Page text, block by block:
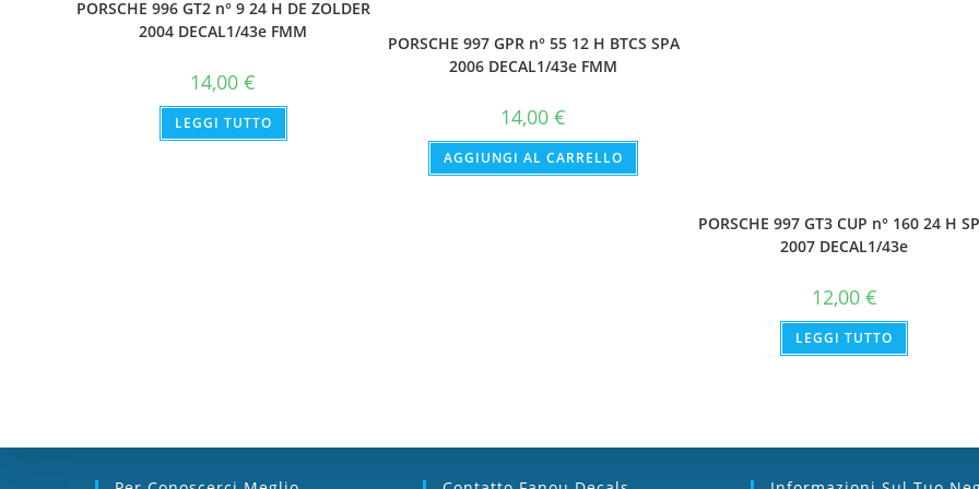
PORSCHE 996 GT2 n° 9 24 H DE ZOLDER
2004 DECAL1/43e FMM
14,00€
LEGGI TUTTO
PORSCHE 997 GPR n° 55 12 H BTCS SPA
2006 DECAL1/43e FMM
14,00€
AGGIUNGI AL CARRELLO
PORSCHE 997 GT3 CUP n° 160 24 H
2007 DECAL1/43e
12,00 €
LEGGI TUTTO